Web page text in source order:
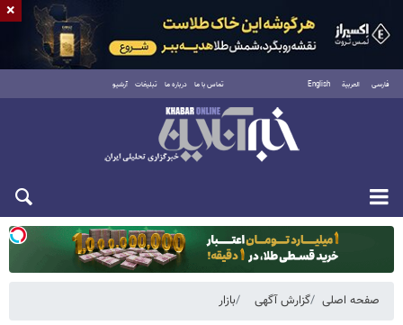
فارسی العربية English تماس با ما درباره ما تبلیغات آرشیو
دوشنبه ۱۹ مرداد ۱۴۰۵
صفحه اصلی گزارش آگهی بازار
×